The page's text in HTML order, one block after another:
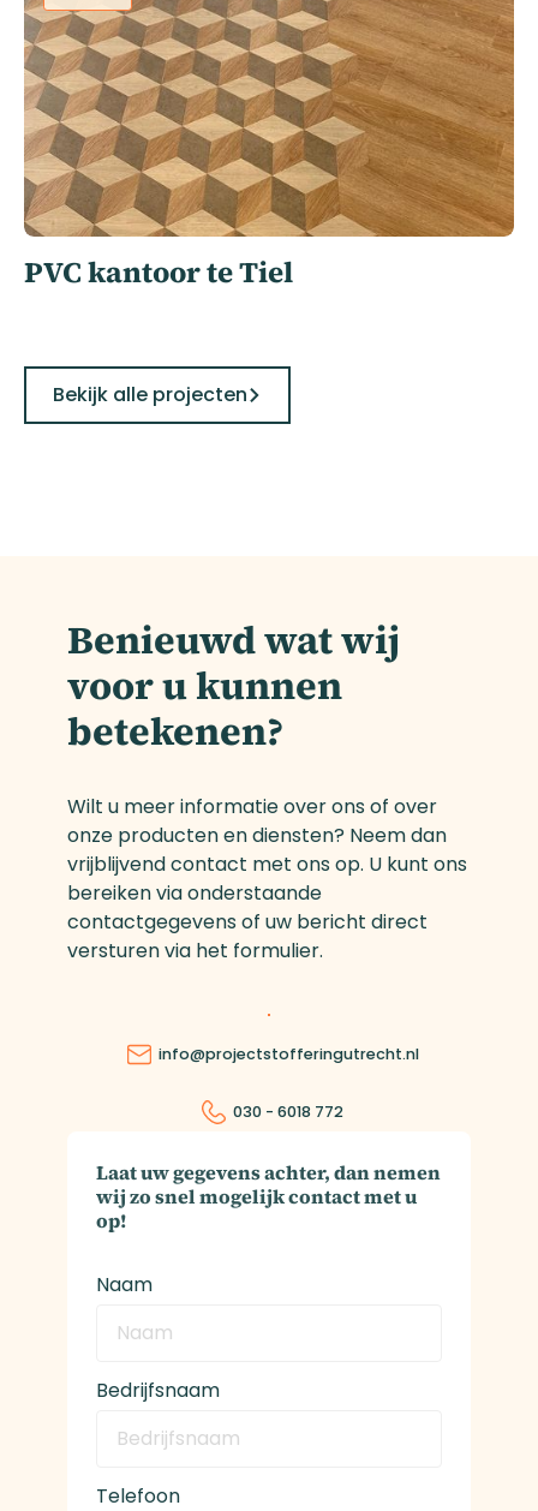
PVC kantoor te Tiel
Bekijk alle projecten
Benieuwd wat wij
voor u kunnen
betekenen?
Wilt u meer informatie over ons of over
onze producten en diensten? Neem dan
vrijblijvend contact met ons op. U kunt ons
bereiken via onderstaande
contactgegevens of uw bericht direct
versturen via het formulier.
info@projectstofferingutrecht.nl
030 - 6018 772
Laat uw gegevens achter, dan nemen
wij zo snel mogelijk contact met u
op!
Naam
Bedrijfsnaam
Telefoon